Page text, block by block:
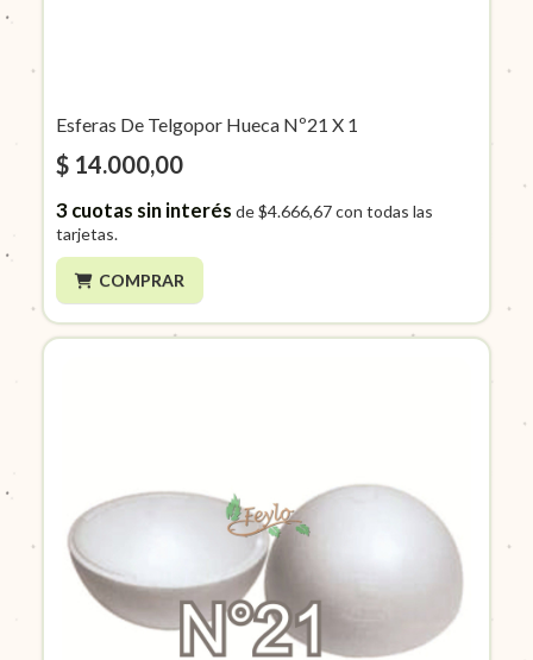
Esferas De Telgopor Hueca Nº21 X 1
$ 14.000,00
3cuotas sin interés de$4.666,67con todas las
tarjetas.
COMPRAR